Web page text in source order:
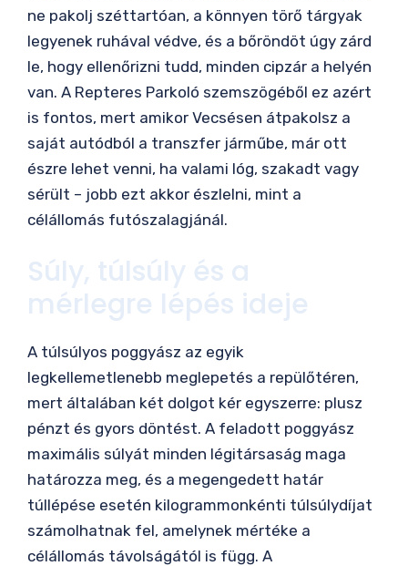
ne pakolj széttartóan, a könnyen törő tárgyak
legyenek ruhával védve, és a bőröndöt úgy zárd
le, hogy ellenőrizni tudd, minden cipzár a helyén
van. A Repteres Parkoló szemszögéből ez azért
is fontos, mert amikor Vecsésen átpakolsz a
saját autódból a transzfer járműbe, már ott
észre lehet venni, ha valami lóg, szakadt vagy
sérült – jobb ezt akkor észlelni, mint a
célállomás futószalagjánál.
Súly, túlsúly és a
mérlegre lépés ideje
A túlsúlyos poggyász az egyik
legkellemetlenebb meglepetés a repülőtéren,
mert általában két dolgot kér egyszerre: plusz
pénzt és gyors döntést. A feladott poggyász
maximális súlyát minden légitársaság maga
határozza meg, és a megengedett határ
túllépése esetén kilogrammonkénti túlsúlydíjat
számolhatnak fel, amelynek mértéke a
célállomás távolságától is függ. A